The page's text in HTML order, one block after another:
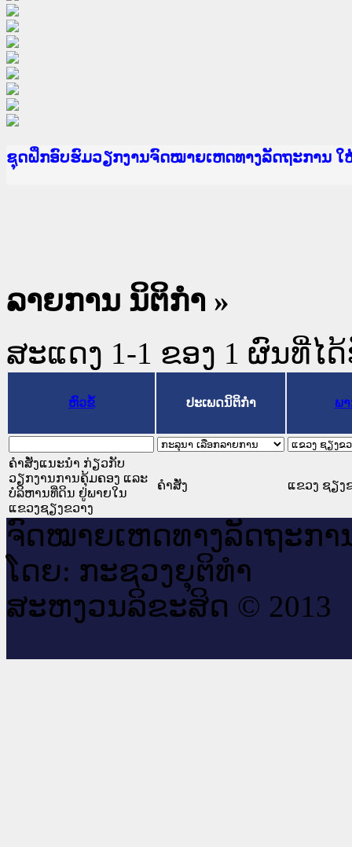
Ministry of Justice Lao PDR
ເຜີຍແຜ່ວັບໄຊຈົດໝາຍເຫດທາງລັດຖະການ ແລະ ແອັ
ກະຊວງຍຸຕິທຳ
ຊຸດຝຶກອົບຮົມວຽກງານຈົດໝາຍເຫດທາງລັດຖະການ
ກອງປະຊຸມທົບທວນຄືນການຈັດຕັ້ງປະຕິບັດວຽກງານຈົ
ຝຶກອົບຮົມ ຜູ່ປະສານງານວຽກງານຈົດໝາຍເຫດທາງລັ
ຝຶກອົບຮົມ ຜູ່ປະສານງານວຽກງານຈົດໝາຍເຫດທາງລັ
ເຜີຍແຜ່ແອັບກົດໝາຍລາວ ແລະ ເວັບໄຊຈົດໝາຍເຫດ
ເຜີຍແຜ່ແອັບກົດໝາຍລາວ ແລະ ເວັບໄຊຈົດໝາຍເຫດ
ຍົກລະດັບວຽກງານຈົດໝາຍເຫດທາງລັດຖະການໃຫ້ຜູ້
ຊຸດຝຶກອົບຮົມວຽກງານຈົດໝາຍເຫດທາງລັດຖະການ ໃ
ລາຍການ ນິຕິກໍາ »
ສະແດງ 1-1 ຂອງ 1 ຜົນທີ່ໄ
ຫົວຂໍ້ ປະເພດນິຕິກຳ ພ
ຄຳສັ່ງແນະນຳ ກ່ຽວກັບ
ວຽກງານການຄຸ້ມຄອງ ແລະ
ບໍລິຫານທີ່ດິນ ຢູ່ພາຍໃນ
ແຂວງຊຽງຂວາງ
ຄໍາສັ່ງ ແຂວງ ຊຽງ
ຈົດ​ໝາຍ​ເຫດ​ທາງ​ລັດ​ຖະ​ກາ
ໂດຍ: ກະ​ຊວງຍຸ​ຕິ​ທຳ
ສະ​ຫງວນ​ລິ​ຂະ​ສິດ © 2013